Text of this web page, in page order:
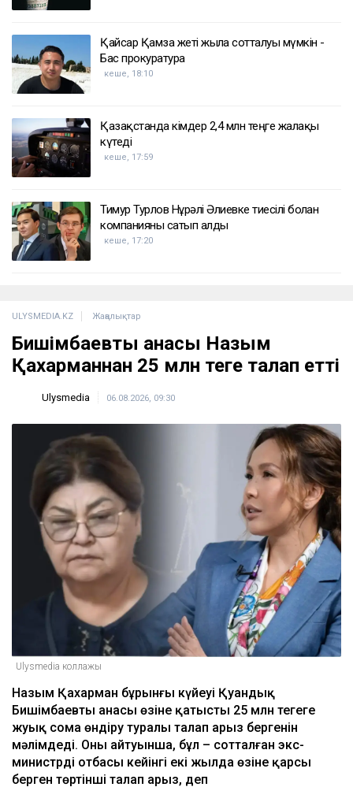
Қайсар Қамза жеті жылға сотталуы мүмкін -
Бас прокуратура
кеше, 18:10
Қазақстанда кімдер 2,4 млн теңге жалақы
күтеді
кеше, 17:59
Тимур Турлов Нұрәлі Әлиевке тиесілі болған
компанияны сатып алды
кеше, 17:20
ULYSMEDIA.KZ Жаңалықтар
Бишімбаевтың анасы Назым
Қахарманнан 25 млн теңге талап етті
Ulysmedia 06.08.2026, 09:30
Ulysmedia коллажы
Назым Қахарман бұрынғы күйеуі Қуандық
Бишімбаевтың анасы өзіне қатысты 25 млн теңгеге
жуық сома өндіру туралы талап арыз бергенін
мәлімдеді. Оның айтуынша, бұл – сотталған экс-
министрдің отбасы кейінгі екі жылда өзіне қарсы
берген төртінші талап арыз, деп